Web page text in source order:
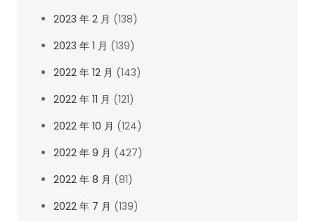
2023 年 2 月 (138)
2023 年 1 月 (139)
2022 年 12 月 (143)
2022 年 11 月 (121)
2022 年 10 月 (124)
2022 年 9 月 (427)
2022 年 8 月 (81)
2022 年 7 月 (139)